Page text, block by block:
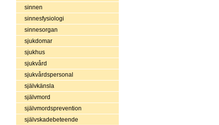
sinnen
sinnesfysiologi
sinnesorgan
sjukdomar
sjukhus
sjukvård
sjukvårdspersonal
självkänsla
självmord
självmordsprevention
självskadebeteende